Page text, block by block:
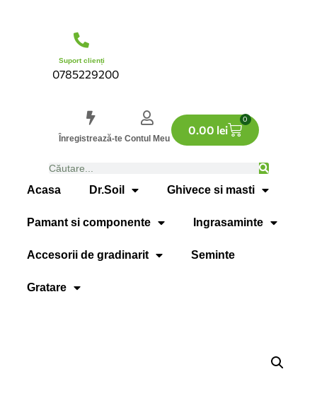
Suport clienți
0785229200
Înregistrează-te Contul Meu
0.00 lei
0
Acasa Dr.Soil Ghivece si masti
Pamant si componente Ingrasaminte
Accesorii de gradinarit Seminte
Gratare